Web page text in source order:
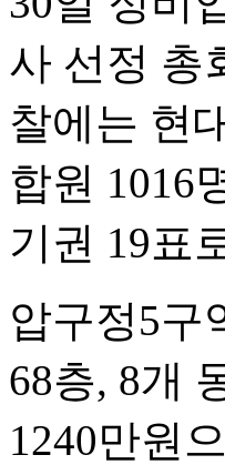
사 선정 총
찰에는 현
합원 1016
기권 19표
압구정5구
68층, 8개
1240만원